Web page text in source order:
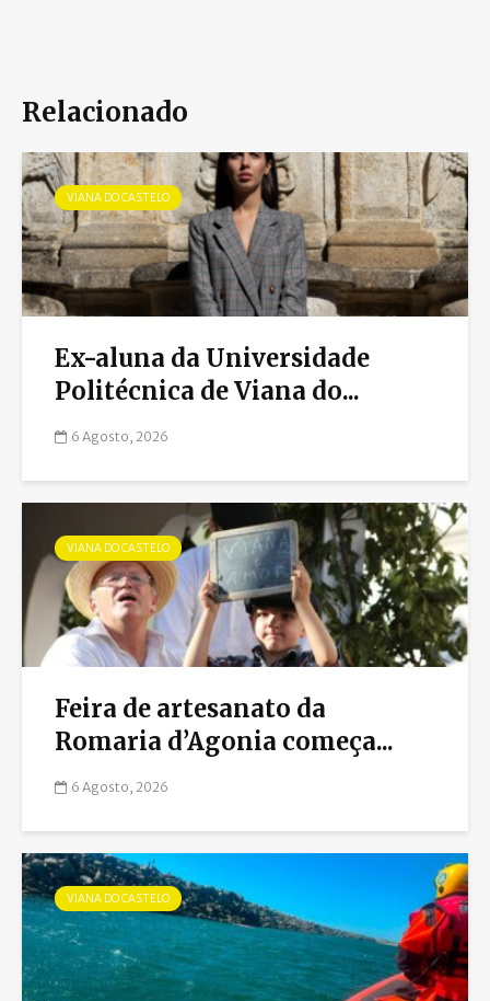
Relacionado
VIANA DO CASTELO
Ex-aluna da Universidade
Politécnica de Viana do...
6 Agosto, 2026
VIANA DO CASTELO
Feira de artesanato da
Romaria d’Agonia começa...
6 Agosto, 2026
VIANA DO CASTELO